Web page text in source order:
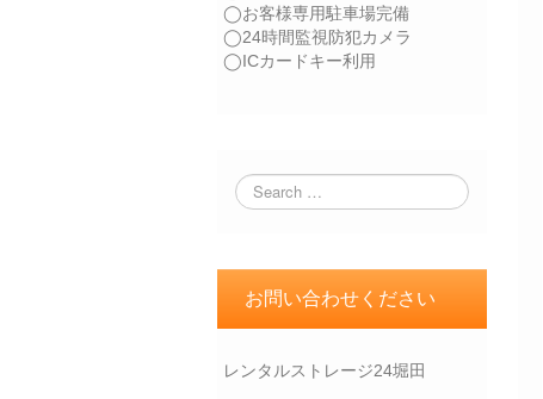
◯お客様専用駐車場完備
◯24時間監視防犯カメラ
◯ICカードキー利用
お問い合わせください
レンタルストレージ24堀田